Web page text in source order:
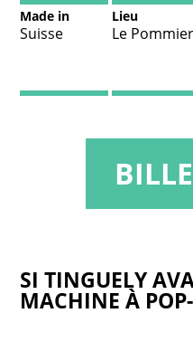
Made in
Suisse
Lieu
Le Pommier
SI TINGUELY
MACHINE À